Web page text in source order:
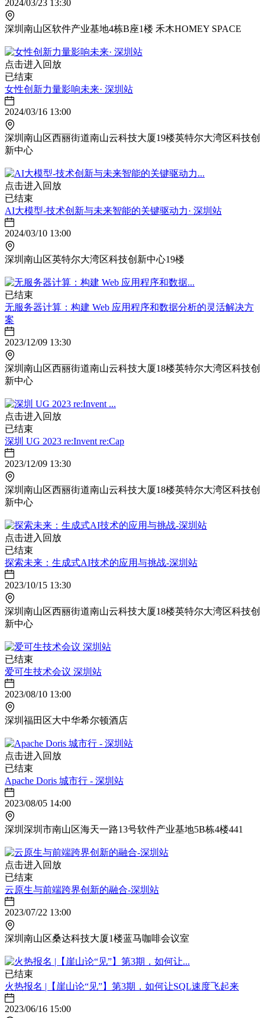
2024/03/23 13:30
深圳南山区软件产业基地4栋B座1楼 禾木HOMEY SPACE
点击进入回放
已结束
女性创新力量影响未来· 深圳站
2024/03/16 13:00
深圳南山区西丽街道南山云科技大厦19楼英特尔大湾区科技创
新中心
点击进入回放
已结束
AI大模型-技术创新与未来智能的关键驱动力· 深圳站
2024/03/10 13:00
深圳南山区英特尔大湾区科技创新中心19楼
已结束
无服务器计算：构建 Web 应用程序和数据分析的灵活解决方
案
2023/12/09 13:30
深圳南山区西丽街道南山云科技大厦18楼英特尔大湾区科技创
新中心
点击进入回放
已结束
深圳 UG 2023 re:Invent re:Cap
2023/12/09 13:30
深圳南山区西丽街道南山云科技大厦18楼英特尔大湾区科技创
新中心
点击进入回放
已结束
探索未来：生成式AI技术的应用与挑战-深圳站
2023/10/15 13:30
深圳南山区西丽街道南山云科技大厦18楼英特尔大湾区科技创
新中心
已结束
爱可生技术会议 深圳站
2023/08/10 13:00
深圳福田区大中华希尔顿酒店
点击进入回放
已结束
Apache Doris 城市行 - 深圳站
2023/08/05 14:00
深圳深圳市南山区海天一路13号软件产业基地5B栋4楼441
点击进入回放
已结束
云原生与前端跨界创新的融合-深圳站
2023/07/22 13:00
深圳南山区桑达科技大厦1楼蓝马咖啡会议室
已结束
火热报名 |【崖山论“见”】第3期，如何让SQL速度飞起来
2023/06/16 15:00